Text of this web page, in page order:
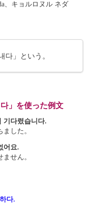
、キョルロヌル ネダ
다」という。
」を使った例文
기다렸습니다.
した。
어요.
せん。
다.